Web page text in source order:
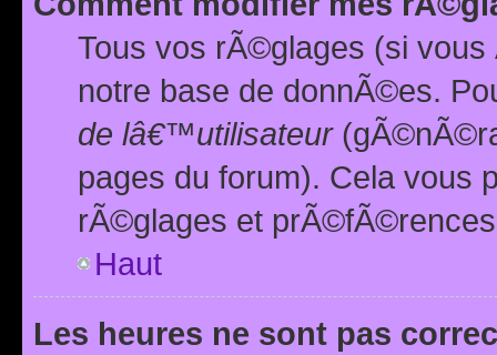
Tous vos rÃ©glages (si
notre base de donnÃ©es.
de lâ€™utilisateur
pages du forum). Cela vous
rÃ©glages et
Haut
Les heures ne sont pas